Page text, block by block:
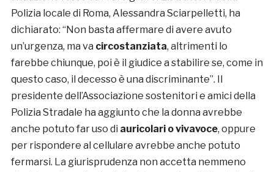
Polizia locale di Roma, Alessandra Sciarpelletti, ha
dichiarato: “Non basta affermare di avere avuto
un’urgenza, ma va circostanziata, altrimenti lo
farebbe chiunque, poi è il giudice a stabilire se, come in
questo caso, il decesso è una discriminante”. Il
presidente dell’Associazione sostenitori e amici della
Polizia Stradale ha aggiunto che la donna avrebbe
anche potuto far uso di auricolari o vivavoce, oppure
per rispondere al cellulare avrebbe anche potuto
fermarsi. La giurisprudenza non accetta nemmeno